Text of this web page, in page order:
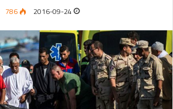
2016-09-24
786